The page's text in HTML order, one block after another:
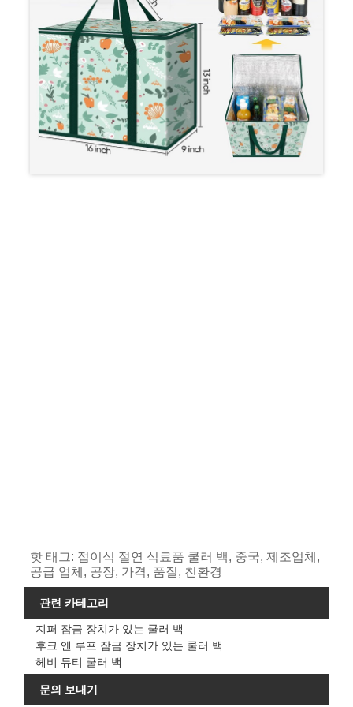
핫 태그: 접이식 절연 식료품 쿨러 백, 중국, 제조업체,
공급 업체, 공장, 가격, 품질, 친환경
관련 카테고리
지퍼 잠금 장치가 있는 쿨러 백
후크 앤 루프 잠금 장치가 있는 쿨러 백
헤비 듀티 쿨러 백
문의 보내기